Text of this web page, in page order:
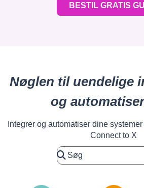
BESTIL GRATIS
Nøglen til uendelige
og
Integrer og automatiser dine
Connect to X